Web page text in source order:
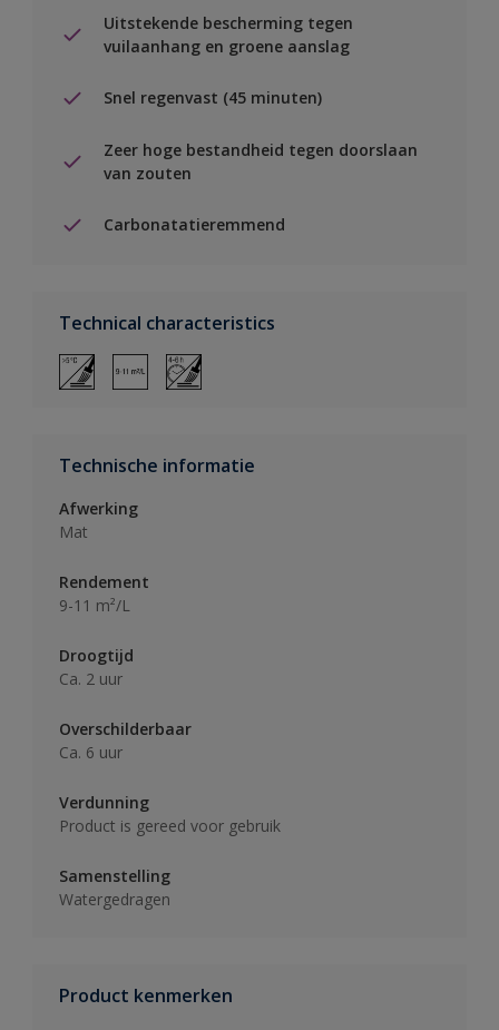
Uitstekende bescherming tegen
vuilaanhang en groene aanslag
Snel regenvast (45 minuten)
Zeer hoge bestandheid tegen doorslaan
van zouten
Carbonatatieremmend
Technical characteristics
Technische informatie
Afwerking
Mat
Rendement
9-11 m²/L
Droogtijd
Ca. 2 uur
Overschilderbaar
Ca. 6 uur
Verdunning
Product is gereed voor gebruik
Samenstelling
Watergedragen
Product kenmerken